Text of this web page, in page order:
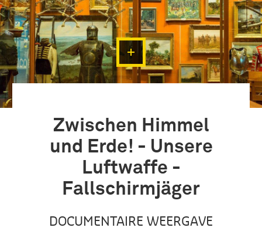
Zwischen Himmel
und Erde! - Unsere
Luftwaffe -
Fallschirmjäger
DOCUMENTAIRE WEERGAVE